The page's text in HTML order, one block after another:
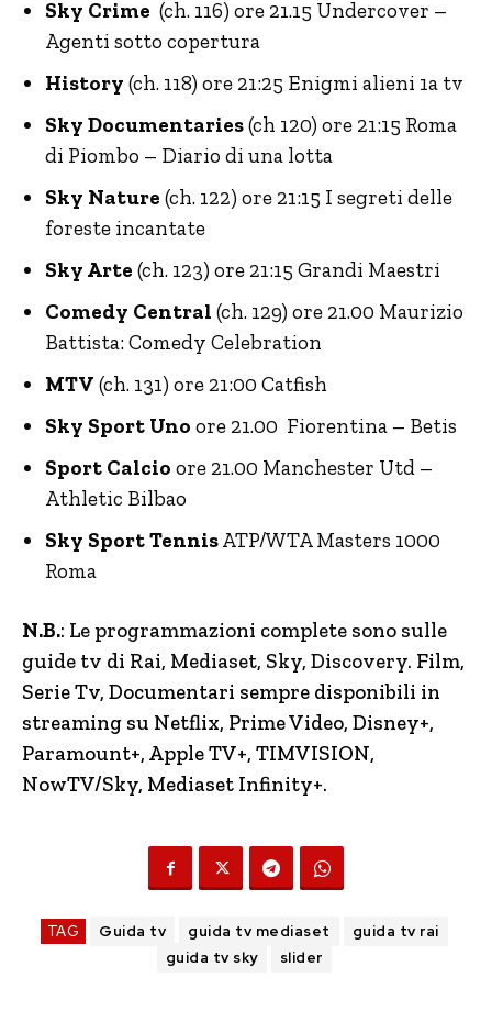
Sky Crime (ch. 116) ore 21.15 Undercover –
Agenti sotto copertura
History (ch. 118) ore 21:25 Enigmi alieni 1a tv
Sky Documentaries(ch 120) ore 21:15 Roma
di Piombo – Diario di una lotta
Sky Nature (ch. 122) ore 21:15 I segreti delle
foreste incantate
Sky Arte (ch. 123) ore 21:15 Grandi Maestri
Comedy Central (ch. 129) ore 21.00 Maurizio
Battista: Comedy Celebration
MTV (ch. 131) ore 21:00 Catfish
Sky Sport Uno ore 21.00 Fiorentina – Betis
Sport Calcio ore 21.00 Manchester Utd –
Athletic Bilbao
Sky Sport TennisATP/WTA Masters 1000
Roma
N.B.: Le programmazioni complete sono sulle
guide tv di Rai, Mediaset, Sky, Discovery. Film,
Serie Tv, Documentari sempre disponibili in
streaming su Netflix, Prime Video, Disney+,
Paramount+, Apple TV+, TIMVISION,
NowTV/Sky, Mediaset Infinity+.
TAG Guida tv guida tv mediaset
guida tv rai
guida tv sky
slider